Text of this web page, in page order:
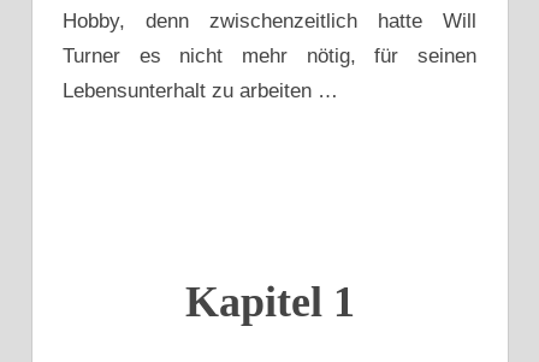
Hobby, denn zwischenzeitlich hatte Will
Turner es nicht mehr nötig, für seinen
Lebensunterhalt zu arbeiten …
Kapitel 1